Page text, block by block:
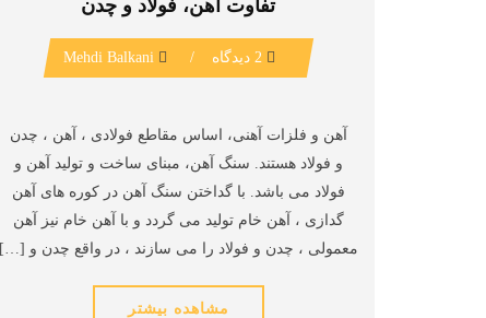
تفاوت آهن، فولاد و چدن
2 دیدگاه /
Mehdi Balkani
آهن و فلزات آهنی، اساس مقاطع فولادی ، آهن ، چدن
و فولاد هستند. سنگ آهن، مبنای ساخت و تولید آهن و
فولاد می باشد. با گداختن سنگ آهن در کوره های آهن
گدازی ، آهن خام تولید می گردد و با آهن خام نیز آهن
معمولی ، چدن و فولاد را می سازند ، در واقع چدن و […]
مشاهده بیشتر